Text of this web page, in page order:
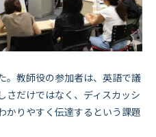
。教師役の参加者は、英語で議
さだけではなく、ディスカッシ
かりやすく伝達するという課題